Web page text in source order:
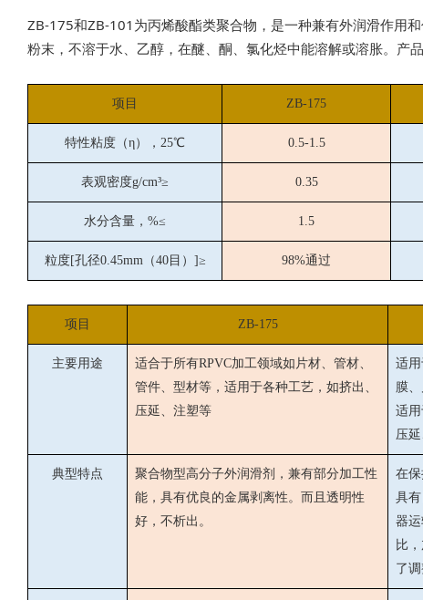
ZB-175和ZB-101为丙烯酸酯类聚合物，是一种兼有外润滑作用
粉末，不溶于水、乙醇，在醚、酮、氯化烃中能溶解或溶胀。产
项目 ZB-175
特性粘度（η），25℃ 0.5-1.5
表观密度g/cm³≥ 0.35
水分含量，%≤ 1.5
粒度[孔径0.45mm（40目）]≥ 98%通过
项目 ZB-175
主要用途
适合于所有RPVC加工领域如片材、管材、
管件、型材等，适用于各种工艺，如挤出、
压延、注塑等
适
膜
适用
压延
典型特点
聚合物型高分子外润滑剂，兼有部分加工性
能，具有优良的金属剥离性。而且透明性
好，不析出。
在
具
器
比
了调